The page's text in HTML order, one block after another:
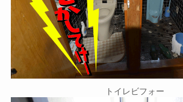
トイレビフォー